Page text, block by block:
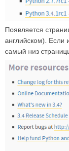
Появляется
английском). Если
самый низ